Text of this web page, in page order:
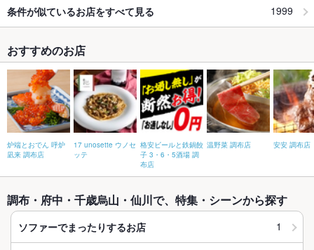
条件が似ているお店をすべて見る 1999
おすすめのお店
炉端とおでん 呼炉
凪来 調布店
17 unosette ウノセ
ッテ
格安ビールと鉄鍋餃
子 3・6・5酒場 調
布店
温野菜 調布店 安安 調布店
調布・府中・千歳烏山・仙川で、特集・シーンから探す
ソファーでまったりするお店 1